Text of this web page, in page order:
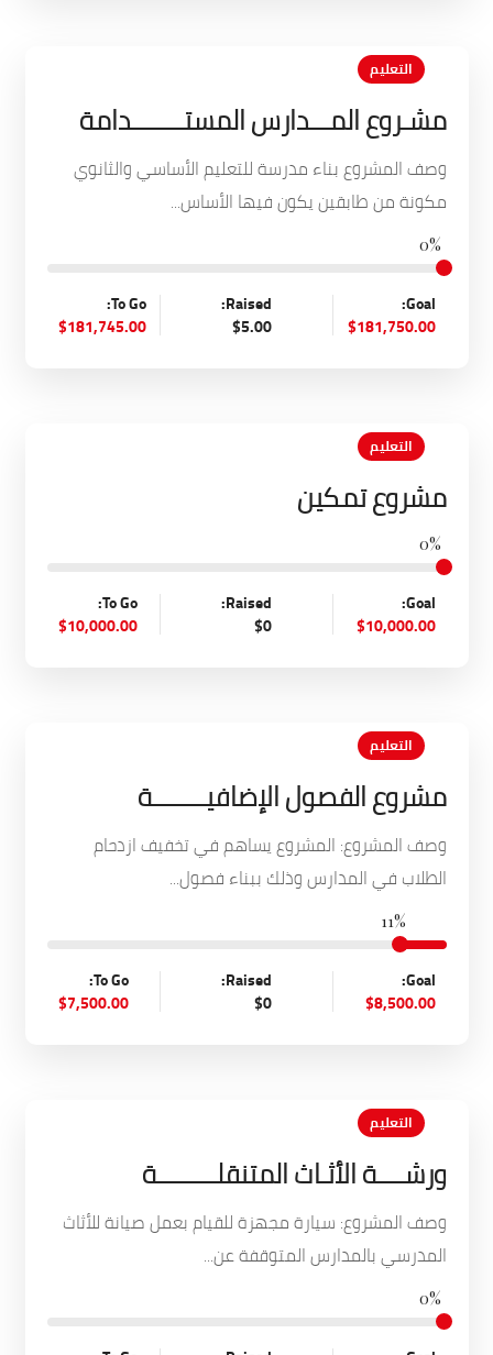
التعليم
مشـروع المـــدارس المستــــــــدامة
وصف المشروع بناء مدرسة للتعليم الأساسي والثانوي
مكونة من طابقين يكون فيها الأساس...
0%
Goal:
$181,750.00
Raised:
$5.00
To Go:
$181,745.00
التعليم
مشروع تمكين
0%
Goal:
$10,000.00
Raised:
$0
To Go:
$10,000.00
التعليم
مشروع الفصول الإضافيــــــــة
وصف المشروع: المشروع يساهم في تخفيف ازدحام
الطلاب في المدارس وذلك ببناء فصول...
11%
Goal:
$8,500.00
Raised:
$0
To Go:
$7,500.00
التعليم
ورشــــة الأثـاث المتنقلـــــــــة
وصف المشروع: سيارة مجهزة للقيام بعمل صيانة للأثاث
المدرسي بالمدارس المتوقفة عن...
0%